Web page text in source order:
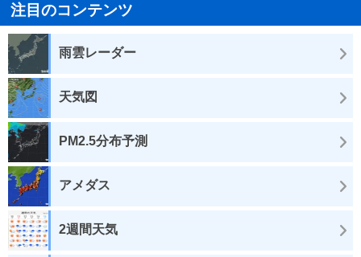
注目のコンテンツ
雨雲レーダー
天気図
PM2.5分布予測
アメダス
2週間天気